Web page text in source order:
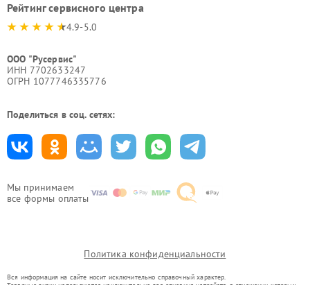
Мы принимаем
все формы оплаты
Рейтинг сервисного центра
4.9-5.0
ООО "Русервис"
ИНН 7702633247
ОГРН 1077746335776
Поделиться в соц. сетях:
Политика конфиденциальности
Вся информация на сайте носит исключительно справочный характер.